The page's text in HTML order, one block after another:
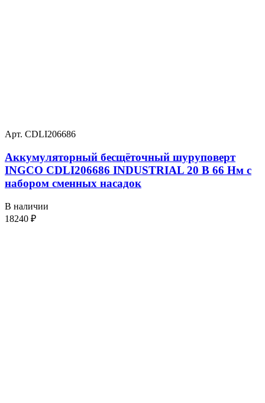
Арт. CDLI206686
Аккумуляторный бесщёточный шуруповерт
INGCO CDLI206686 INDUSTRIAL 20 В 66 Нм с
набором сменных насадок
В наличии
18240 ₽